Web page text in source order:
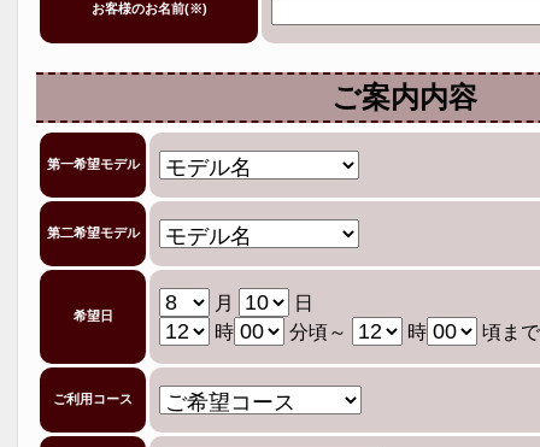
お客様のお名前(※)
ご案内内容
第一希望モデル
第二希望モデル
希望日
月
日
時
分頃～ 時 頃ま
ご利用コース